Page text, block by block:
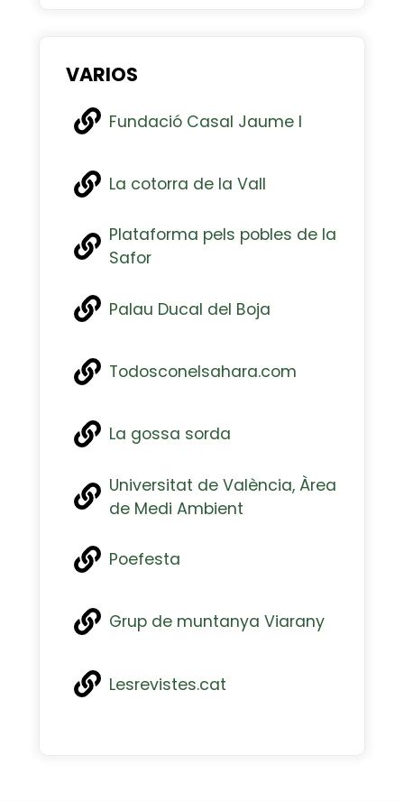
VARIOS
Fundació Casal Jaume I
La cotorra de la Vall
Plataforma pels pobles de la
Safor
Palau Ducal del Boja
Todosconelsahara.com
La gossa sorda
Universitat de València, Àrea
de Medi Ambient
Poefesta
Grup de muntanya Viarany
Lesrevistes.cat